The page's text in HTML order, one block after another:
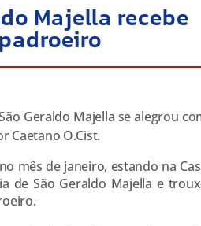
Majella recebe
Geraldo Majella se alegrou
Caetano O.Cist.
mês de janeiro, estando na
de São Geraldo Majella e